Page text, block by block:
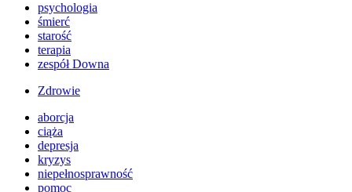
psychologia
śmierć
starość
terapia
zespół Downa
Zdrowie
aborcja
ciąża
depresja
kryzys
niepełnosprawność
pomoc